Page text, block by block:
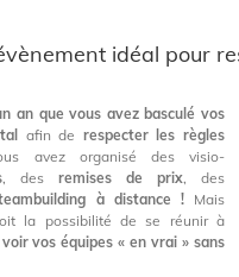
idéal pour
an que vous avez basculé vos
afin de respecter les règles
avez organisé des visio-
, des remises de prix, des
à distance !Mais
la possibilité de se réunir à
vos équipes « en vrai » sans